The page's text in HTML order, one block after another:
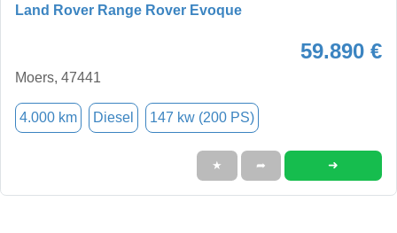
Land Rover Range Rover Evoque
59.890 €
Moers, 47441
4.000 km Diesel 147 kw (200 PS)
★ ➦ ➜